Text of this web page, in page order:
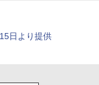
日より提供